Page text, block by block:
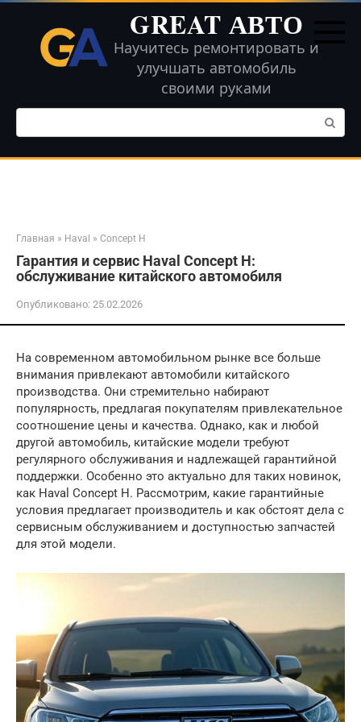
Перейти
контенту
GREAT АВТО
Научитесь ремонтировать и
улучшать автомобиль
своими руками
Поиск:
Главная » Haval » Concept H
Гарантия и сервис Haval Concept H:
обслуживание китайского автомобиля
Опубликовано: 25.02.2026
На современном автомобильном рынке все больше
внимания привлекают автомобили китайского
производства. Они стремительно набирают
популярность, предлагая покупателям привлекательное
соотношение цены и качества. Однако, как и любой
другой автомобиль, китайские модели требуют
регулярного обслуживания и надлежащей гарантийной
поддержки. Особенно это актуально для таких новинок,
как Haval Concept H. Рассмотрим, какие гарантийные
условия предлагает производитель и как обстоят дела с
сервисным обслуживанием и доступностью запчастей
для этой модели.